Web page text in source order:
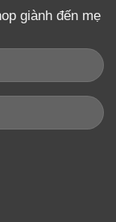
tùy nhu cầu
ăn
giành đến mẹ